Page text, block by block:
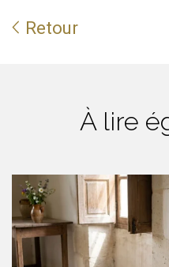
Retour
À lire